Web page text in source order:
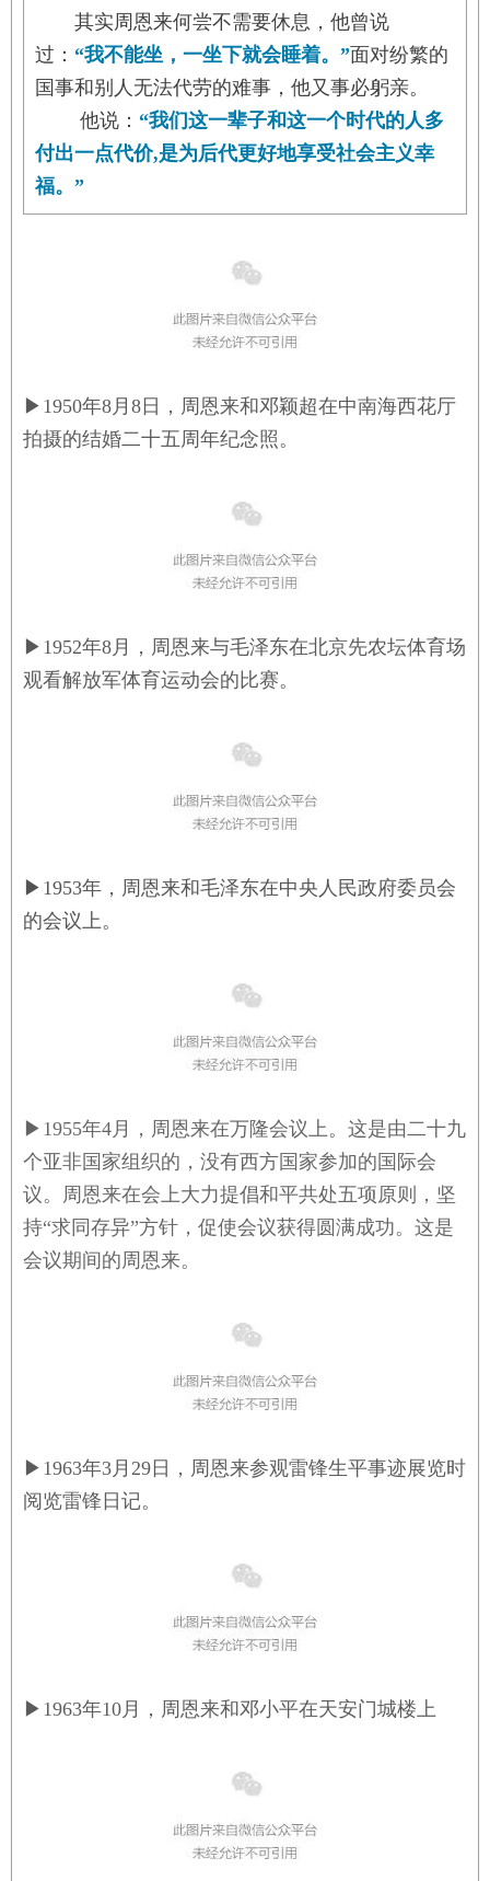
其实周恩来何尝不需要休息，他曾说
过： “我不能坐，一坐下就会睡着。”面对纷繁的
国事和别人无法代劳的难事，他又事必躬亲。
他说： “我们这一辈子和这一个时代的人多
付出一点代价,是为后代更好地享受社会主义幸
福。”
▶ 1950年8月8日，周恩来和邓颖超在中南海西花厅
拍摄的结婚二十五周年纪念照。
▶ 1952年8月，周恩来与毛泽东在北京先农坛体育场
观看解放军体育运动会的比赛。
▶ 1953年，周恩来和毛泽东在中央人民政府委员会
的会议上。
▶ 1955年4月，周恩来在万隆会议上。这是由二十九
个亚非国家组织的，没有西方国家参加的国际会
议。周恩来在会上大力提倡和平共处五项原则，坚
持“求同存异”方针，促使会议获得圆满成功。这是
会议期间的周恩来。
▶ 1963年3月29日，周恩来参观雷锋生平事迹展览时
阅览雷锋日记。
▶ 1963年10月，周恩来和邓小平在天安门城楼上